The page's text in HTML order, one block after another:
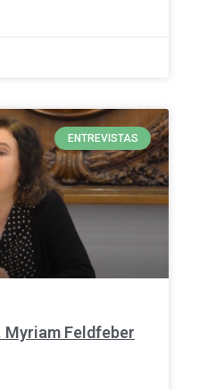
ENTREVISTAS
Myriam Feldfeber